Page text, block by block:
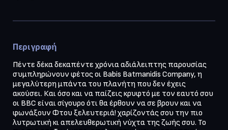
Περιγραφή
Πέντε δέκα δεκαπέντε χρόνια αδιάλειπτης παρουσίας
συμπληρώνουν φέτος οι Babis Batmanidis Company, η
μεγαλύτερη μπάντα του πλανήτη που δεν έχεις
ακούσει. Και όσο και να παίζεις κρυφτό με τον εαυτό σου
οι BBC είναι σίγουρο ότι θα έρθουν να σε βρουν και να
φωνάξουν Φτου ξελευτεριά! χαρίζοντάς σου την πιο
λυτρωτική κι απελευθερωτική νύχτα της ζωής σου. Το